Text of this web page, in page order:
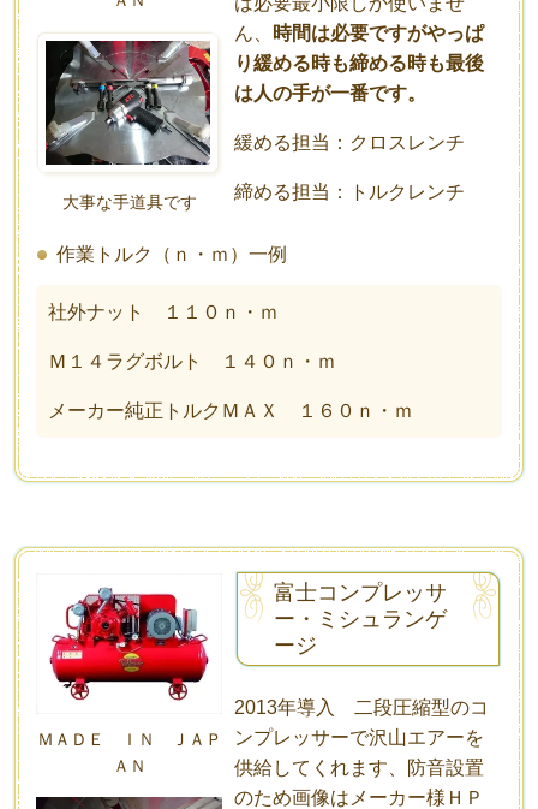
大事な手道具です
ん、
時間は必要ですがやっぱ
り緩める時も締める時も最後
は人の手が一番です。
緩める担当：クロスレンチ
締める担当：トルクレンチ
作業トルク（ｎ・ｍ）一例
社外ナット １１０ｎ・ｍ
Ｍ１４ラグボルト １４０ｎ・ｍ
メーカー純正トルクＭＡＸ １６０ｎ・ｍ
ＭＡＤＥ ＩＮ ＪＡＰ
ＡＮ
富士コンプレッサ
ー・ミシュランゲ
ージ
2013年導入 二段圧縮型のコ
ンプレッサーで沢山エアーを
供給してくれます、防音設置
のため画像はメーカー様ＨＰ